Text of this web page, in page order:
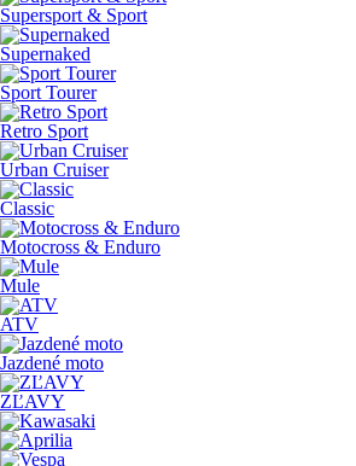
Supersport & Sport
Supernaked
Sport Tourer
Retro Sport
Urban Cruiser
Classic
Motocross & Enduro
Mule
ATV
Jazdené moto
ZĽAVY